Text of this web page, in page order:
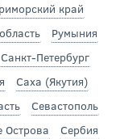
край
Румыния
Санкт-Петербург
Саха (Якутия)
Севастополь
Острова
Сербия